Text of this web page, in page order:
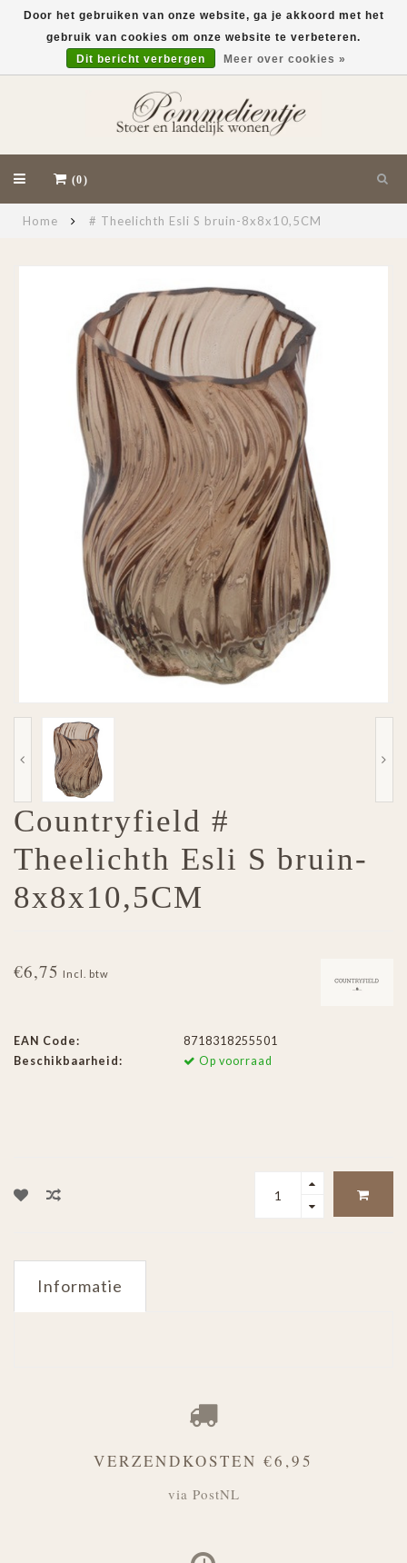
(0)
Home # Theelichth Esli S bruin-8x8x10,5CM
Countryfield #
Theelichth Esli S bruin-
8x8x10,5CM
€6,75 Incl. btw
EAN Code:
8718318255501
Beschikbaarheid:
Op voorraad
Informatie
Door het gebruiken van onze website, ga je akkoord met het
gebruik van cookies om onze website te verbeteren.
Dit bericht verbergen
Meer over cookies »
VERZENDKOSTEN €6,95
via PostNL